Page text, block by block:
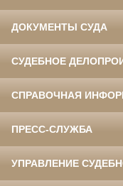
ДОКУМЕНТЫ СУДА
СУДЕБНОЕ
СПРАВОЧНАЯ
ПРЕСС-СЛУЖБА
УПРАВЛЕНИЕ